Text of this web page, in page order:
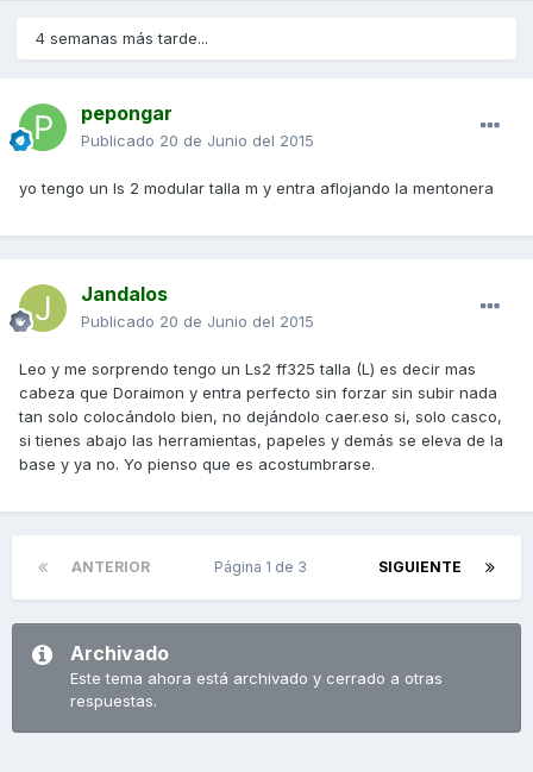
4 semanas más tarde...
pepongar
Publicado 20 de Junio del 2015
yo tengo un ls 2 modular talla m y entra aflojando la mentonera
Jandalos
Publicado 20 de Junio del 2015
Leo y me sorprendo tengo un Ls2 ff325 talla (L) es decir mas
cabeza que Doraimon y entra perfecto sin forzar sin subir nada
tan solo colocándolo bien, no dejándolo caer.eso si, solo casco,
si tienes abajo las herramientas, papeles y demás se eleva de la
base y ya no. Yo pienso que es acostumbrarse.
ANTERIOR SIGUIENTE
Página 1 de 3
Archivado
Este tema ahora está archivado y cerrado a otras
respuestas.